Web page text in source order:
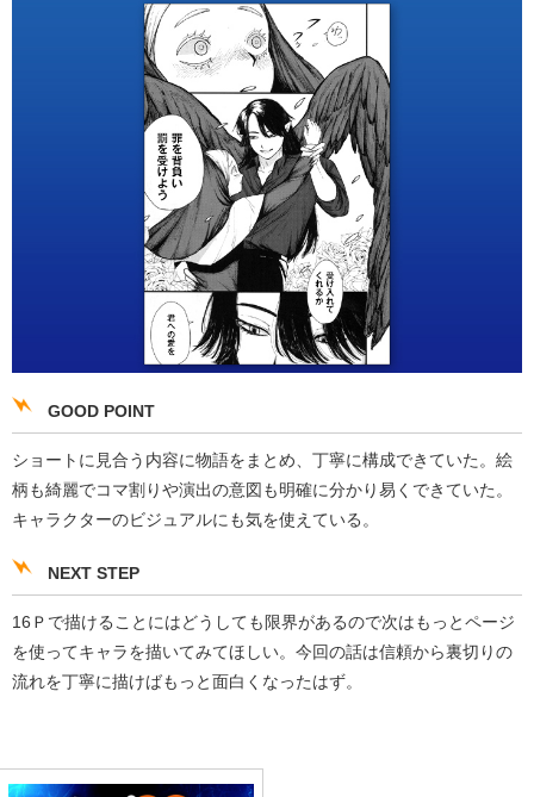
GOOD POINT
ショートに見合う内容に物語をまとめ、丁寧に構成できていた。絵
柄も綺麗でコマ割りや演出の意図も明確に分かり易くできていた。
キャラクターのビジュアルにも気を使えている。
NEXT STEP
16Ｐで描けることにはどうしても限界があるので次はもっとページ
を使ってキャラを描いてみてほしい。今回の話は信頼から裏切りの
流れを丁寧に描けばもっと面白くなったはず。